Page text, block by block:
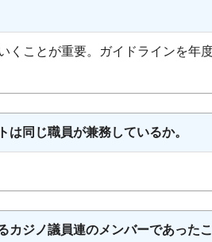
くことが重要。ガイドラインを年
は同じ職員が兼務しているか。
ジノ議員連のメンバーであった